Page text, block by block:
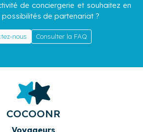
de conciergerie et souhaitez en
possibilités de partenariat ?
nous Consulter la FAQ
COCOONR